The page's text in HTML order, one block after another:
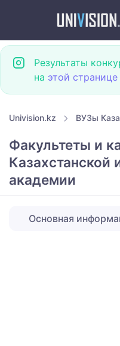
Результаты
на этой странице
Univision.kz ВУЗы
Факультеты и
Казахстанской
академии
Основная